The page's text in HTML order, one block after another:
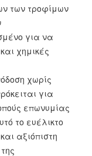
των τροφίμων
για να
χημικές
χωρίς
για
επωνυμίας
το ευέλικτο
αξιόπιστη